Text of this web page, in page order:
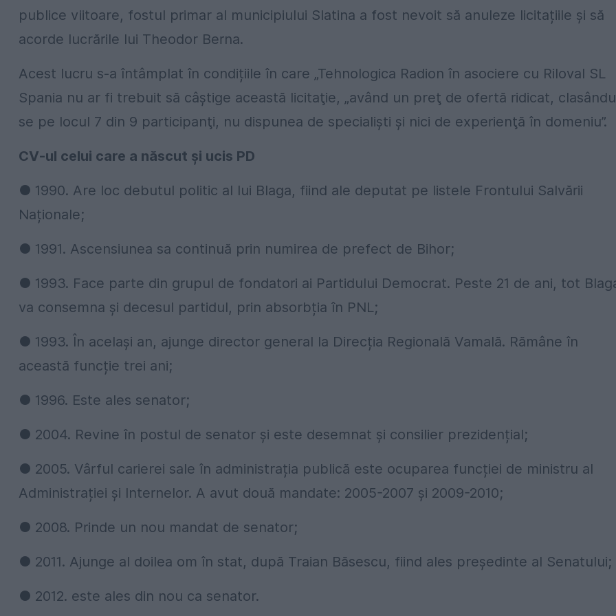
publice viitoare, fostul primar al municipiului Slatina a fost nevoit să anuleze licitațiile și să
acorde lucrările lui Theodor Berna.
Acest lucru s-a întâmplat în condițiile în care „Tehnologica Radion în asociere cu Riloval SL
Spania nu ar fi trebuit să câştige această licitaţie, „având un preţ de ofertă ridicat,
se pe locul 7 din 9 participanţi, nu dispunea de specialişti şi nici de experienţă în domeniu”.
CV-ul celui care a născut și ucis PD
● 1990. Are loc debutul politic al lui Blaga, fiind ale deputat pe listele Frontului Salvării
Naționale;
● 1991. Ascensiunea sa continuă prin numirea de prefect de Bihor;
● 1993. Face parte din grupul de fondatori ai Partidului Democrat. Peste 21 de ani, tot
va consemna și decesul partidul, prin absorbția în PNL;
● 1993. În același an, ajunge director general la Direcția Regională Vamală. Rămâne în
această funcție trei ani;
● 1996. Este ales senator;
● 2004. Revine în postul de senator și este desemnat și consilier prezidențial;
● 2005. Vârful carierei sale în administrația publică este ocuparea funcției de ministru al
Administrației și Internelor. A avut două mandate: 2005-2007 și 2009-2010;
● 2008. Prinde un nou mandat de senator;
● 2011. Ajunge al doilea om în stat, după Traian Băsescu, fiind ales președinte al Senatului;
● 2012. este ales din nou ca senator.